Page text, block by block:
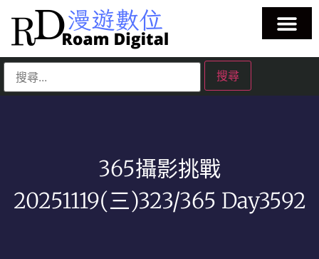
365攝影挑戰
20251119(三)323/365 Day3592